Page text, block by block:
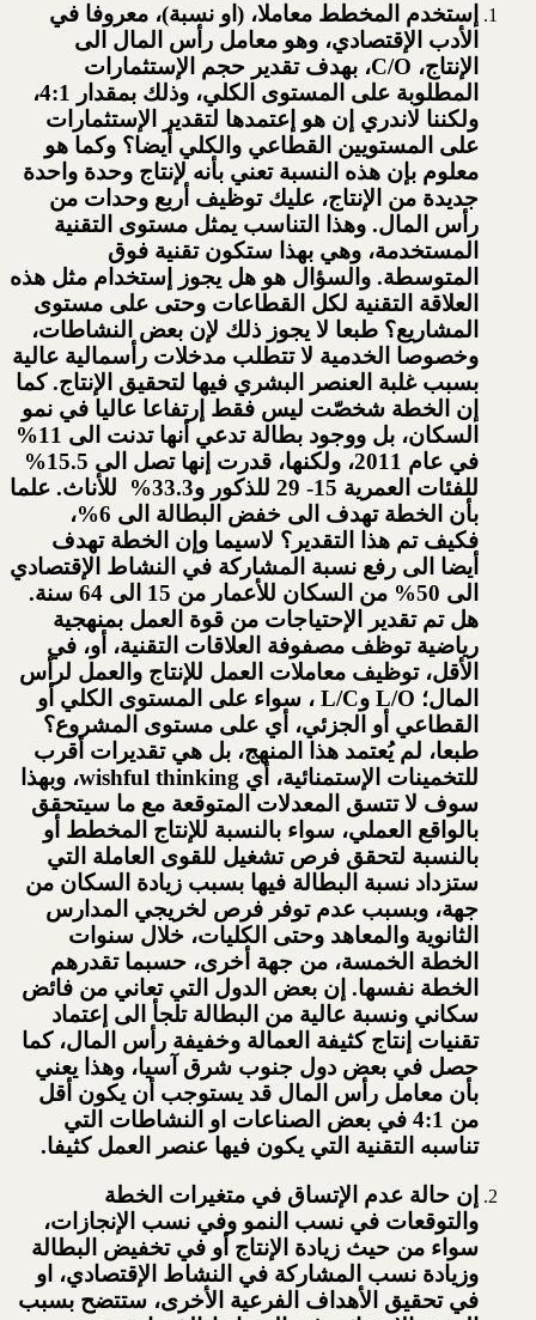
إستخدم المخطط معاملا، (او نسبة)، معروفا في
الأدب الإقتصادي، وهو معامل رأس المال الى
الإنتاج، C/O، بهدف تقدير حجم الإستثمارات
المطلوبة على المستوى الكلي، وذلك بمقدار 4:1،
ولكننا لاندري إن هو إعتمدها لتقدير الإستثمارات
على المستويين القطاعي والكلي أيضا؟ وكما هو
معلوم بإن هذه النسبة تعني بأنه لإنتاج وحدة واحدة
جديدة من الإنتاج، عليك توظيف أربع وحدات من
رأس المال. وهذا التناسب يمثل مستوى التقنية
المستخدمة، وهي بهذا ستكون تقنية فوق
المتوسطة. والسؤال هو هل يجوز إستخدام مثل هذه
العلاقة التقنية لكل القطاعات وحتى على مستوى
المشاريع؟ طبعا لا يجوز ذلك لإن بعض النشاطات،
وخصوصا الخدمية لا تتطلب مدخلات رأسمالية عالية
بسبب غلبة العنصر البشري فيها لتحقيق الإنتاج. كما
إن الخطة شخصّت ليس فقط إرتفاعا عاليا في نمو
السكان، بل ووجود بطالة تدعي أنها تدنت الى 11%
في عام 2011، ولكنها، قدرت إنها تصل الى 15.5%
للفئات العمرية 15- 29 للذكور و33.3% للأناث. علما
بأن الخطة تهدف الى خفض البطالة الى 6%،
فكيف تم هذا التقدير؟ لاسيما وإن الخطة تهدف
أيضا الى رفع نسبة المشاركة في النشاط الإقتصادي
الى 50% من السكان للأعمار من 15 الى 64 سنة.
هل تم تقدير الإحتياجات من قوة العمل بمنهجية
رياضية توظف مصفوفة العلاقات التقنية، أو، في
الأقل، توظيف معاملات العمل للإنتاج والعمل لرأس
المال؛ L/O وL/C ، سواء على المستوى الكلي أو
القطاعي أو الجزئي، أي على مستوى المشروع؟
طبعا، لم يُعتمد هذا المنهج، بل هي تقديرات أقرب
للتخمينات الإستمنائية، أي wishful thinking، وبهذا
سوف لا تتسق المعدلات المتوقعة مع ما سيتحقق
بالواقع العملي، سواء بالنسبة للإنتاج المخطط أو
بالنسبة لتحقق فرص تشغيل للقوى العاملة التي
ستزداد نسبة البطالة فيها بسبب زيادة السكان من
جهة، وبسبب عدم توفر فرص لخريجي المدارس
الثانوية والمعاهد وحتى الكليات، خلال سنوات
الخطة الخمسة، من جهة أخرى، حسبما تقدرهم
الخطة نفسها. إن بعض الدول التي تعاني من فائض
سكاني ونسبة عالية من البطالة تلجأ الى إعتماد
تقنيات إنتاج كثيفة العمالة وخفيفة رأس المال، كما
حصل في بعض دول جنوب شرق آسيا، وهذا يعني
بأن معامل رأس المال قد يستوجب أن يكون أقل
من 4:1 في بعض الصناعات او النشاطات التي
تناسبه التقنية التي يكون فيها عنصر العمل كثيفا.
إن حالة عدم الإتساق في متغيرات الخطة
والتوقعات في نسب النمو وفي نسب الإنجازات،
سواء من حيث زيادة الإنتاج أو في تخفيض البطالة
وزيادة نسب المشاركة في النشاط الإقتصادي، او
في تحقيق الأهداف الفرعية الأخرى، ستتضح بسبب